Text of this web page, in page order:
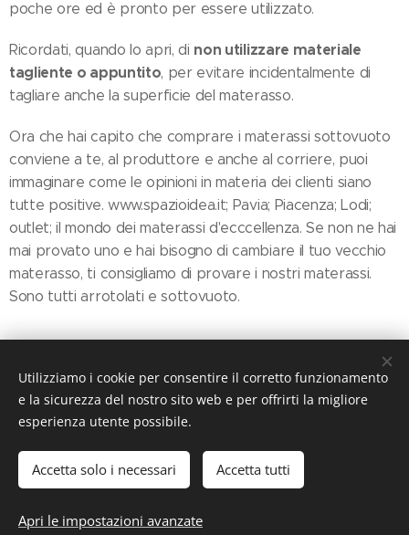
poche ore ed è pronto per essere utilizzato.
Ricordati, quando lo apri, di non utilizzare materiale
tagliente o appuntito, per evitare incidentalmente di
tagliare anche la superficie del materasso.
Ora che hai capito che comprare i materassi sottovuoto
conviene a te, al produttore e anche al corriere, puoi
immaginare come le opinioni in materia dei clienti siano
tutte positive. www.spazioidea.it; Pavia; Piacenza; Lodi;
outlet; il mondo dei materassi d'ecccellenza. Se non ne hai
mai provato uno e hai bisogno di cambiare il tuo vecchio
materasso, ti consigliamo di provare i nostri materassi.
Sono tutti arrotolati e sottovuoto.
© 2019 ILMondodeiMaterassi, Via Nazionale, 110 27049 Stradella
Cookies
Utilizziamo i cookie per consentire il corretto funzionamento
e la sicurezza del nostro sito web e per offrirti la migliore
esperienza utente possibile.
Accetta solo i necessari Accetta tutti
Apri le impostazioni avanzate